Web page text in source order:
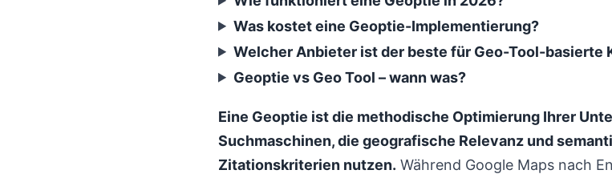
Was kostet eine Geoptie-Implementierung?
Welcher Anbieter ist der beste für Geo-Tool-basierte
Geoptie vs Geo Tool – wann was?
Eine Geoptie ist die methodische Optimierung Ihrer
Suchmaschinen, die geografische Relevanz und
Zitationskriterien nutzen. Während Google Maps nach